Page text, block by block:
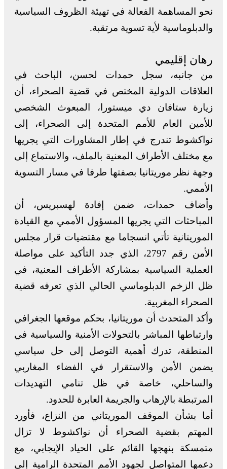
نحو المساهمة الفعالة في تهيئة الظروف السياسية
والدبلوماسية لأية تسوية مرتقبة.
رهان إقليمي
من جانبه، سجل حمدات لحسن، الباحث في
العلاقات الدولية المختص في قضية الصحراء، أن
زيارة ستافان دي ميستورا، المبعوث الشخصي
للأمين العام للأمم المتحدة إلى الصحراء، إلى
نواكشوط تندرج في إطار المشاورات التي يجريها
مع مختلف الأطراف المعنية بالملف، والاستماع إلى
وجهة نظر موريتانيا بصفتها طرفا في مسار التسوية
الأممي.
وأضاف حمدات، ضمن إفادة لهسبريس، أن
المباحثات التي يجريها المسؤول الأممي مع القيادة
الموريتانية تأتي انسجاما مع مقتضيات قرار مجلس
الأمن رقم 2797، الذي جدد التأكيد على مواصلة
العملية السياسية بمشاركة الأطراف المعنية، في
ظل الزخم الدبلوماسي الحالي الذي تعرفه قضية
الصحراء المغربية.
وأكد المتحدث أن موريتانيا، بحكم موقعها الجغرافي
وارتباطها المباشر بالتحولات الأمنية والسياسية في
المنطقة، تدرك أهمية التوصل إلى حل سياسي
يضمن الأمن والاستقرار في الفضاء المغاربي
والساحلي، خاصة في ظل تنامي التهديدات
المرتبطة بالإرهاب والجريمة العابرة للحدود.
أما بشأن الموقف الموريتاني من النزاع، فأورد
المهتم بقضية الصحراء أن نواكشوط لا تزال
متمسكة بنهجها القائم على الحياد الإيجابي، مع
دعمها المتواصل لجهود الأمم المتحدة الرامية إلى